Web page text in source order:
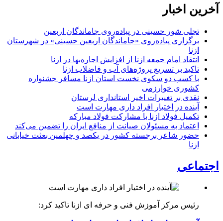
آخرین اخبار
تجلی شور حسینی در پیاده‌روی جاماندگان اربعین
برگزاری پیاده‌روی «جاماندگان اربعین حسینی» در شهرستان
ازنا
انتقاد امام جمعه ازنا از افزایش اجاره‌بها در ازنا
تاکید بر تسریع پروژه‌های آب و فاضلاب ازنا
با کسب دو سکوی نخست استان ازنا مسافر جشنواره
کشوری خوارزمی
نقدی بر تغییرات اخیر استانداری لرستان
آینده در اختیار افراد داری مهارت است
تکمیل فولاد ازنا با مشارکت فولاد مبارکه
اعتماد به مسئولان صیانت از منافع ایران را تضمین می‌کند
حضور شاعر برجسته کشور در یکصد و چهلمین بعثت خیابانی
ازنا
اجتماعی
رئیس مرکز آموزش فنی و حرفه ای ازنا تاکید کرد: